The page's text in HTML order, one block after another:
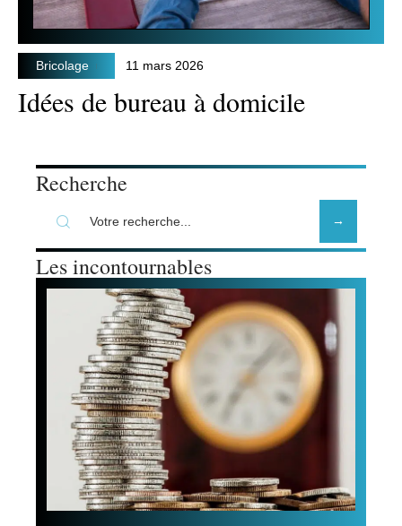
Bricolage 11 mars 2026
Idées de bureau à domicile
Recherche
Les incontournables